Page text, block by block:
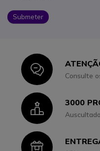
Submeter
IconConsulte
Icon3000
Icon